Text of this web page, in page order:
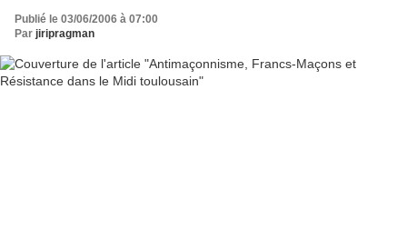
Publié le 03/06/2006 à 07:00
Par jiripragman